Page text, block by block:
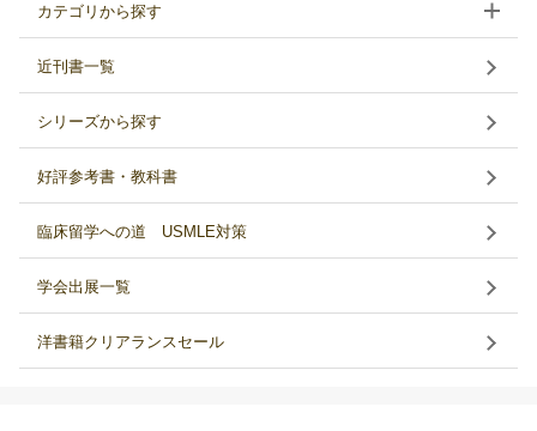
カテゴリから探す
近刊書一覧
シリーズから探す
好評参考書・教科書
臨床留学への道 USMLE対策
学会出展一覧
洋書籍クリアランスセール